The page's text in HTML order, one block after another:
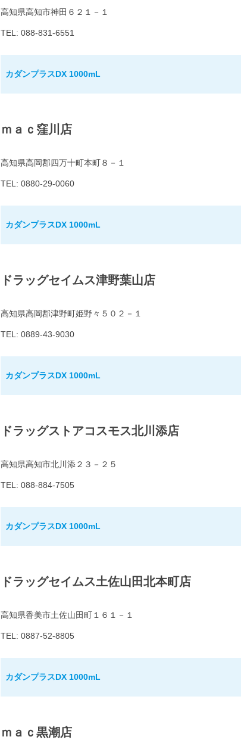
高知県高知市神田６２１－１
TEL: 088-831-6551
カダンプラスDX 1000mL
ｍａｃ窪川店
高知県高岡郡四万十町本町８－１
TEL: 0880-29-0060
カダンプラスDX 1000mL
ドラッグセイムス津野葉山店
高知県高岡郡津野町姫野々５０２－１
TEL: 0889-43-9030
カダンプラスDX 1000mL
ドラッグストアコスモス北川添店
高知県高知市北川添２３－２５
TEL: 088-884-7505
カダンプラスDX 1000mL
ドラッグセイムス土佐山田北本町店
高知県香美市土佐山田町１６１－１
TEL: 0887-52-8805
カダンプラスDX 1000mL
ｍａｃ黒潮店